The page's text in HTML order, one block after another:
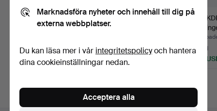
SEGLARJACKA,
Offshore-jacka, Henri
1 bud
32 USD
Offshore-jacka, Henri
7 bud
67 USD
delar.
9 bud
275
Marknadsföra nyheter och innehåll till dig på
externa webbplatser.
Du kan läsa mer i vår integritetspolicyoch hantera
dina cookieinställningar nedan.
Acceptera alla